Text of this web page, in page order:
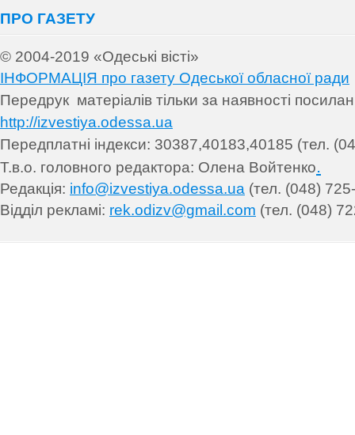
ПРО ГАЗЕТУ
© 2004-2019 «Одеські вісті»
ІНФОРМАЦІЯ про газету Одеської обласної ради
Передрук матеріалів тільки за наявності
http://izvestiya.odessa.ua
Передплатні індекси: 30387,40183,40185 (тел.
Т.в.о. головного редактора: Олена Войтенко.
Редакція: info@izvestiya.odessa.ua (тел. (048)
Відділ рекламі: rek.odizv@gmail.com (тел. (048)